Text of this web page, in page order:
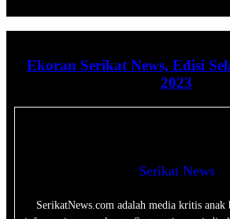
Ekoran Serikat News, Edisi
2023
Serikat News
SerikatNews.com adalah media kritis anak